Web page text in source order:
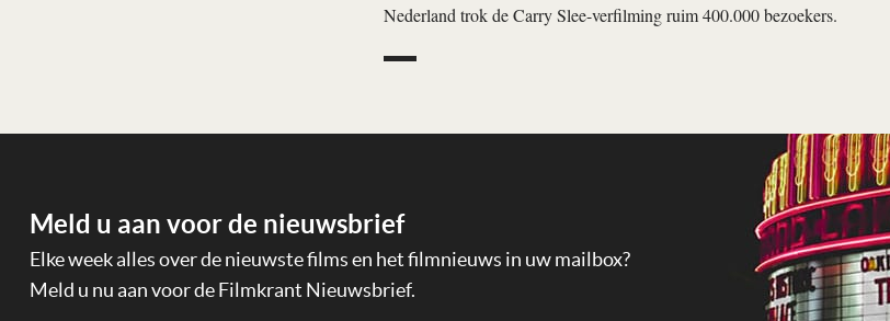
Nederland trok de Carry Slee-verfilming ruim 400.000 bezoekers.
Meld u aan voor de nieuwsbrief
Elke week alles over de nieuwste films en het filmnieuws in uw mailbox?
Meld u nu aan voor de Filmkrant Nieuwsbrief.